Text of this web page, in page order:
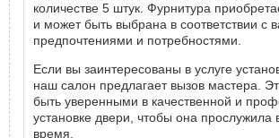
количестве 5 штук. Фурнитура
и может быть выбрана в соответствии с
предпочтениями и потребностями.
Если вы заинтересованы в услуге
наш салон предлагает вызов мастера.
быть уверенными в качественной и
установке двери, чтобы она прослужила
время.